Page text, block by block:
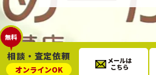
無料
オンラインOK
相談・査定依頼 メールは
こちら